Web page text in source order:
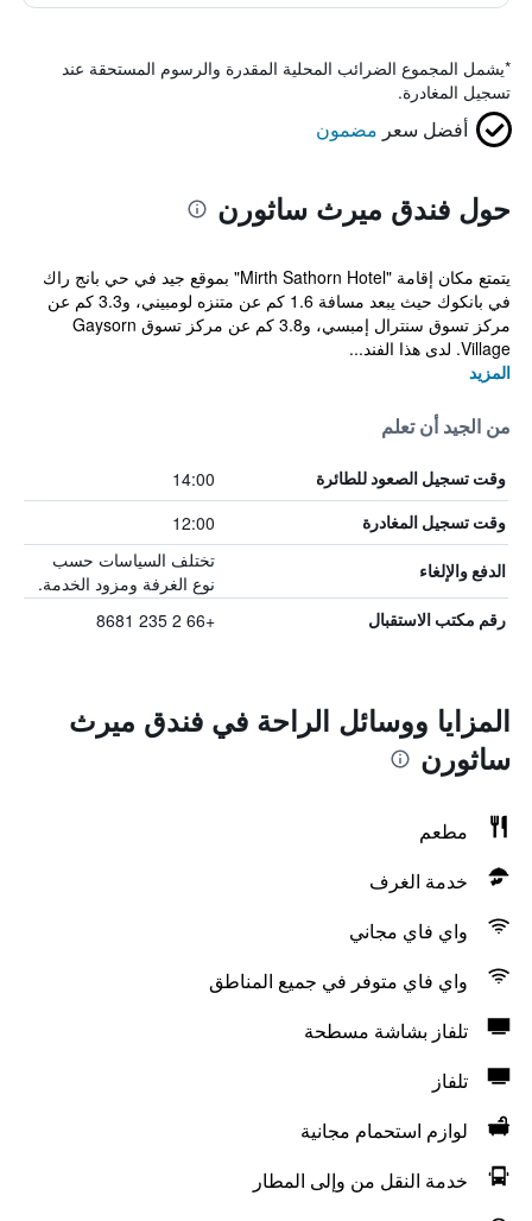
*يشمل المجموع الضرائب المحلية المقدرة والرسوم المستحقة عند
تسجيل المغادرة.
أفضل سعر مضمون
حول فندق ميرث ساثورن
يتمتع مكان إقامة "Mirth Sathorn Hotel" بموقع جيد في حي بانج راك
في بانكوك حيث يبعد مسافة 1.6 كم عن متنزه لومبيني، و3.3 كم عن
مركز تسوق سنترال إمبسي، و3.8 كم عن مركز تسوق Gaysorn
Village. لدى هذا الفند...
المزيد
من الجيد أن تعلم
وقت تسجيل الصعود للطائرة 14:00
وقت تسجيل المغادرة 12:00
الدفع والإلغاء
تختلف السياسات حسب
نوع الغرفة ومزود الخدمة.
رقم مكتب الاستقبال +66 2 235 8681
المزايا ووسائل الراحة في فندق ميرث
ساثورن
مطعم
خدمة الغرف
واي فاي مجاني
واي فاي متوفر في جميع المناطق
تلفاز بشاشة مسطحة
تلفاز
لوازم استحمام مجانية
خدمة النقل من وإلى المطار